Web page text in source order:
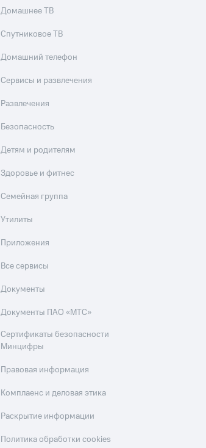
Домашнее ТВ
Спутниковое ТВ
Домашний телефон
Сервисы и развлечения
Развлечения
Безопасность
Детям и родителям
Здоровье и фитнес
Семейная группа
Утилиты
Приложения
Все сервисы
Документы
Документы ПАО «МТС»
Сертификаты безопасности
Минцифры
Правовая информация
Комплаенс и деловая этика
Раскрытие информации
Политика обработки cookies